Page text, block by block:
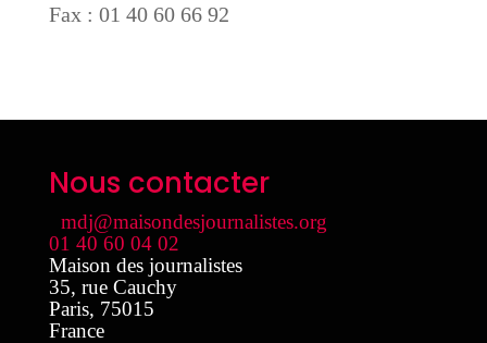
Fax : 01 40 60 66 92
Nous contacter
mdj@maisondesjournalistes.org
01 40 60 04 02
Maison des journalistes
35, rue Cauchy
Paris, 75015
France